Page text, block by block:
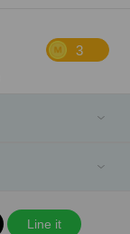
3
Line it